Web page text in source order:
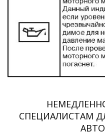
СПЕЦИАЛИСТАМ